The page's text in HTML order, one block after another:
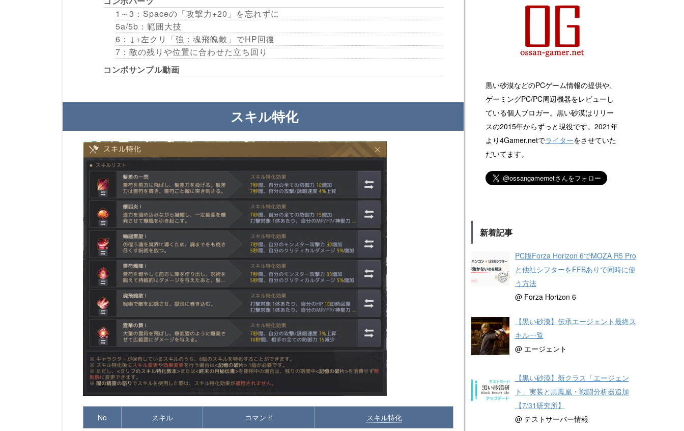
1～3：Spaceの「攻撃力+20」を忘れずに
5a/5b：範囲大技
6：↓+左クリ「強：魂飛魄散」でHP回復
7：敵の残りや位置に合わせた立ち回り
コンボサンプル動画
スキル特化
No スキル コマンド スキル特化
黒い砂漠などのPCゲーム情報の提供や、
ゲーミングPC/PC周辺機器をレビューし
ている個人ブロガー。黒い砂漠はリリー
スの2015年からずっと現役です。2021年
より4Gamer.netでライターをさせていた
だいてます。
新着記事
PC版Forza Horizon 6でMOZA R5 Pro
と他社シフターをFFBありで同時に使
う方法
@ Forza Horizon 6
【黒い砂漠】伝承エージェント最終ス
キル一覧
@ エージェント
【黒い砂漠】新クラス「エージェン
ト」実装と黒鳳凰・戦闘分析器追加
【7/31研究所】
@ テストサーバー情報